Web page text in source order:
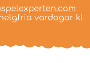
vardagar kl